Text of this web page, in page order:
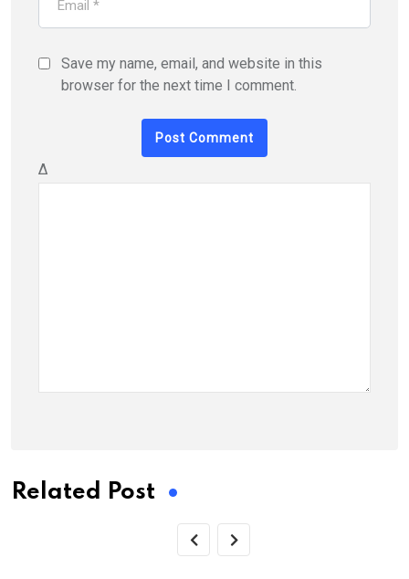
Save my name, email, and website in this
browser for the next time I comment.
Δ
Related Post